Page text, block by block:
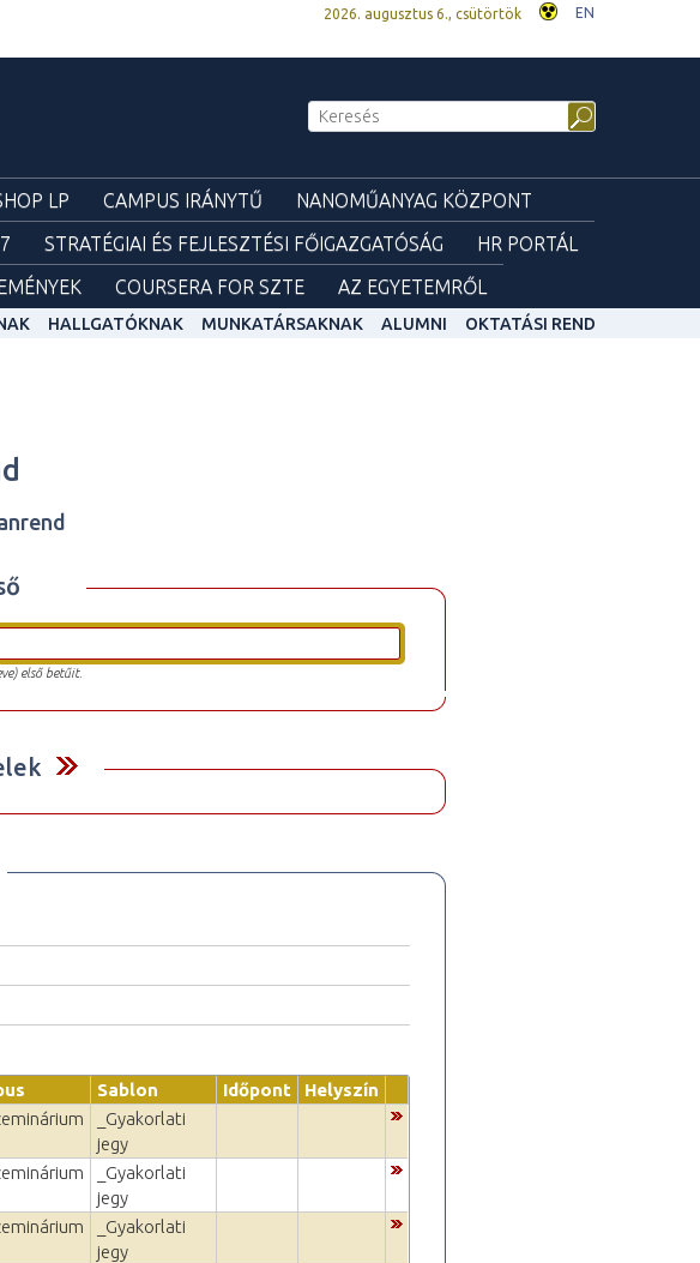
2026. augusztus 6., csütörtök EN
LP CAMPUS IRÁNYTŰ
NANOMŰANYAG KÖZPONT
STRATÉGIAI ÉS FEJLESZTÉSI FŐIGAZGATÓSÁG
HR PORTÁL
COURSERA FOR SZTE AZ EGYETEMRŐL
HALLGATÓKNAK MUNKATÁRSAKNAK ALUMNI OKTATÁSI REND
első betűit.
Sablon Időpont
Helyszín
_Gyakorlati
jegy
_Gyakorlati
jegy
_Gyakorlati
jegy